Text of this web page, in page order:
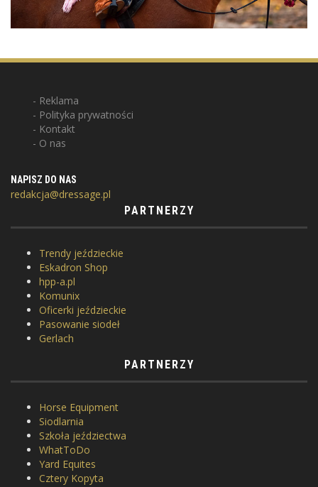
Reklama
Polityka prywatności
Kontakt
O nas
NAPISZ DO NAS
redakcja@dressage.pl
PARTNERZY
Trendy jeździeckie
Eskadron Shop
hpp-a.pl
Komunix
Oficerki jeździeckie
Pasowanie siodeł
Gerlach
PARTNERZY
Horse Equipment
Siodlarnia
Szkoła jeździectwa
WhatToDo
Yard Equites
Cztery Kopyta